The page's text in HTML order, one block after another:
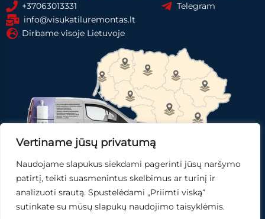
Vertiname jūsų privatumą
Naudojame slapukus siekdami pagerinti jūsų naršymo
patirtį, teikti suasmenintus skelbimus ar turinį ir
analizuoti srautą. Spustelėdami „Priimti viską“
sutinkate su mūsų slapukų naudojimo taisyklėmis.
+37063013331
Telegram
info@visukatiluremontas.lt
Dirbame visoje Lietuvoje
Registruotis paslaugai Gauti pasiūlymą